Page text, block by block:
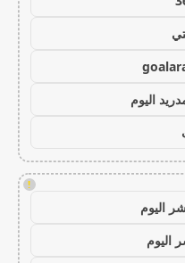
اليوم
!
اليوم
اليوم